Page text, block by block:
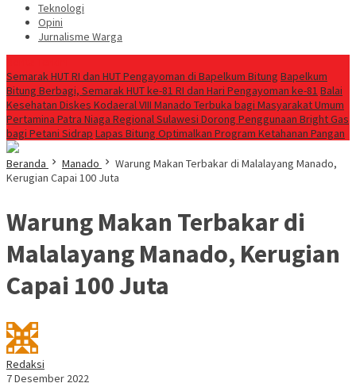
Teknologi
Opini
Jurnalisme Warga
Semarak HUT RI dan HUT Pengayoman di Bapelkum Bitung ‎Bapelkum
Bitung Berbagi, Semarak HUT ke-81 RI dan Hari Pengayoman ke-81 Balai
Kesehatan Diskes Kodaeral VIII Manado Terbuka bagi Masyarakat Umum
Pertamina Patra Niaga Regional Sulawesi Dorong Penggunaan Bright Gas
bagi Petani Sidrap Lapas Bitung Optimalkan Program Ketahanan Pangan
Beranda Manado
Warung Makan Terbakar di Malalayang Manado,
Kerugian Capai 100 Juta
Warung Makan Terbakar di
Malalayang Manado, Kerugian
Capai 100 Juta
Redaksi
7 Desember 2022